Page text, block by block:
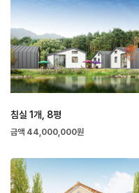
침실 1개, 8평
금액 44,000,000원